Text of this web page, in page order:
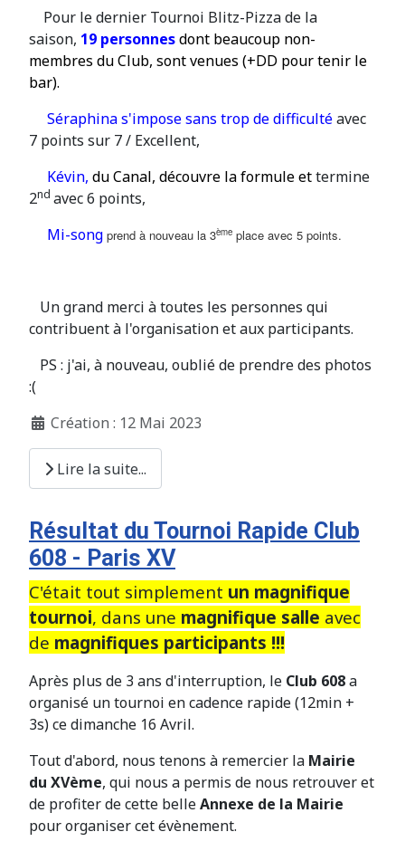
Pour le dernier Tournoi Blitz-Pizza de la
saison, 19 personnesdont beaucoup non-
membres du Club, sont venues (+DD pour tenir le
bar).
Séraphina s'impose sans trop de difficultéavec
7 points sur 7 / Excellent,
Kévin, du Canal, découvre la formule ettermine
2nd avec 6 points,
Mi-song prend à nouveau la 3ème place avec 5 points.
Un grand merci à toutes les personnes qui
contribuent à l'organisation et aux participants.
PS : j'ai, à nouveau, oublié de prendre des photos
:(
Création : 12 Mai 2023
Lire la suite...
Résultat du Tournoi Rapide Club
608 - Paris XV
C'était tout simplement un magnifique
tournoi, dans une magnifique salle avec
de magnifiques participants !!!
Après plus de 3 ans d'interruption, le Club 608a
organisé un tournoi en cadence rapide (12min +
3s) ce dimanche 16 Avril.
Tout d'abord, nous tenons à remercier la Mairie
du XVème, qui nous a permis de nous retrouver et
de profiter de cette belleAnnexe de la Mairie
pour organiser cet évènement.